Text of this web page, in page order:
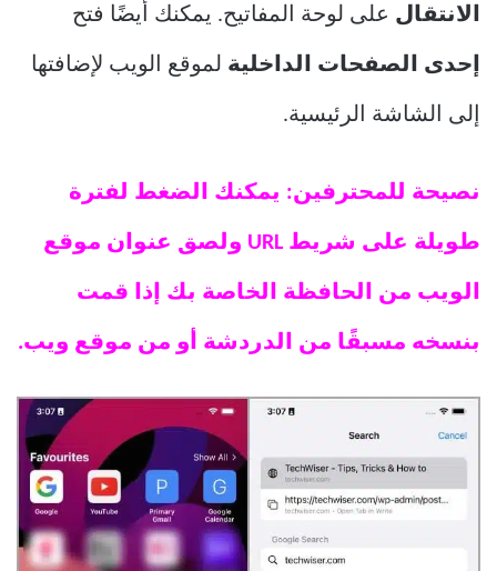
الانتقال على لوحة المفاتيح. يمكنك أيضًا فتح
إحدى الصفحات الداخلية لموقع الويب لإضافتها
إلى الشاشة الرئيسية.
نصيحة للمحترفين: يمكنك الضغط لفترة
طويلة على شريط URL ولصق عنوان موقع
الويب من الحافظة الخاصة بك إذا قمت
بنسخه مسبقًا من الدردشة أو من موقع ويب.